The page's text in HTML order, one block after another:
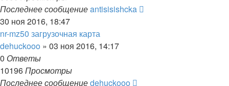
Последнее сообщениеantisisishcka
30 ноя 2016, 18:47
nr-mz50 загрузочная карта
dehuckooo » 03 ноя 2016, 14:17
0 Ответы
10196Просмотры
Последнее сообщениеdehuckooo